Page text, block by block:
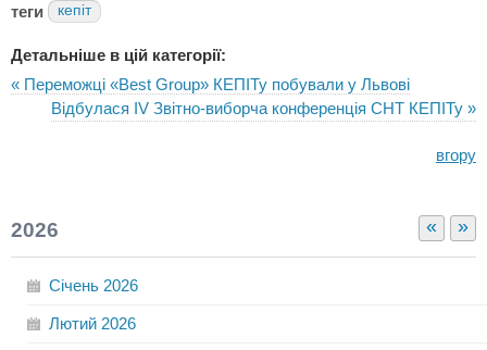
теги кепіт
Детальніше в цій категорії:
« Переможці «Best Group» КЕПІТу побували у Львові
Відбулася IV Звітно-виборча конференція СНТ КЕПІТу »
вгору
« »
2026
Січень 2026
Лютий 2026